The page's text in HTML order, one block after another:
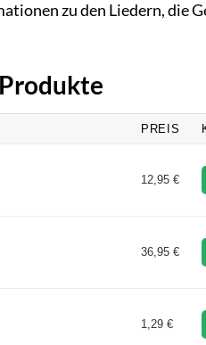
zu den Liedern, die
PREIS
12,95 €
36,95 €
1,29 €